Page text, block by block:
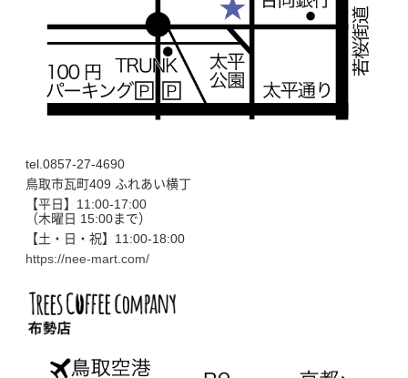
tel.0857-27-4690
鳥取市瓦町409 ふれあい横丁
【平日】11:00-17:00
（木曜日 15:00まで）
【土・日・祝】11:00-18:00
https://nee-mart.com/